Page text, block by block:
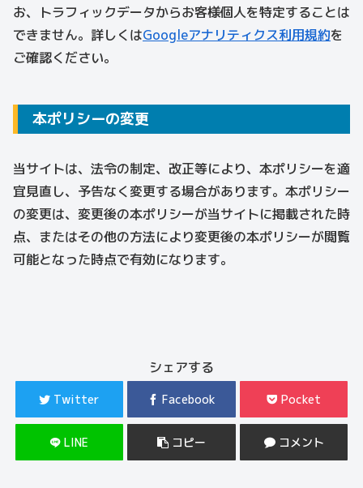
お、トラフィックデータからお客様個人を特定することは
できません。詳しくはGoogleアナリティクス利用規約を
ご確認ください。
本ポリシーの変更
当サイトは、法令の制定、改正等により、本ポリシーを適
宜見直し、予告なく変更する場合があります。本ポリシー
の変更は、変更後の本ポリシーが当サイトに掲載された時
点、またはその他の方法により変更後の本ポリシーが閲覧
可能となった時点で有効になります。
シェアする
Twitter Facebook Pocket
LINE コピー コメント